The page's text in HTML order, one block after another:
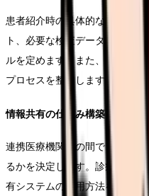
患者紹介時の具体的な手順を
ト、必要な検査データ、画像
ルを定めます。また、緊急時
プロセスを整備します。
情報共有の仕組み構築
連携医療機関との間で、どの
るかを決定します。診療情報
有システムの活用方法を具体的